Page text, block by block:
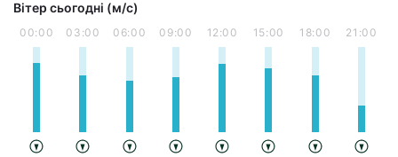
Вітер сьогодні (м/с)
00:00 03:00 06:00 09:00 12:00 15:00 18:00 21:00